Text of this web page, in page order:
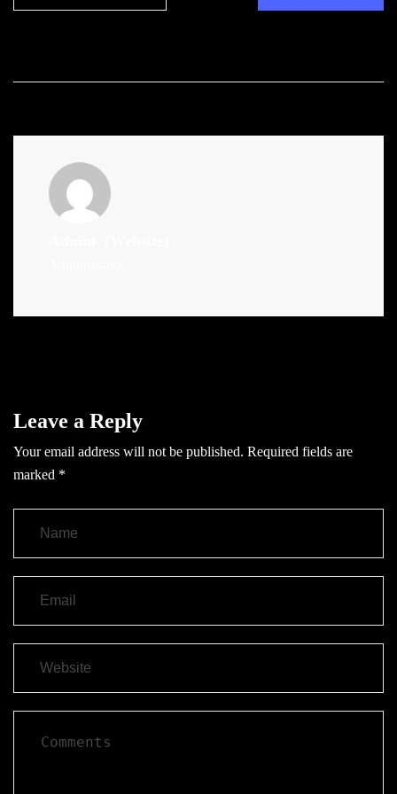
Leave a Reply
Your email address will not be published. Required fields are
marked *